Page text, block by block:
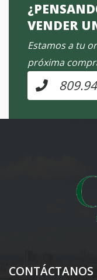
VENDER
Estamos a tu
próxima
CONTÁCTANOS